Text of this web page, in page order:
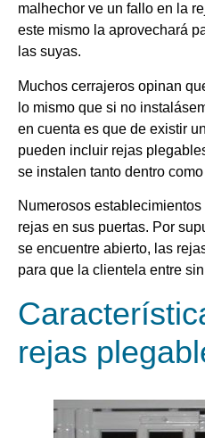
malhechor ve un fallo en la
este mismo la aprovechará
las suyas.
Muchos cerrajeros opinan
lo mismo que si no
en cuenta es que de existir
pueden incluir rejas
se instalen tanto dentro
Numerosos
rejas en sus puertas. Por
se encuentre abierto, las
para que la clientela entre
rejas